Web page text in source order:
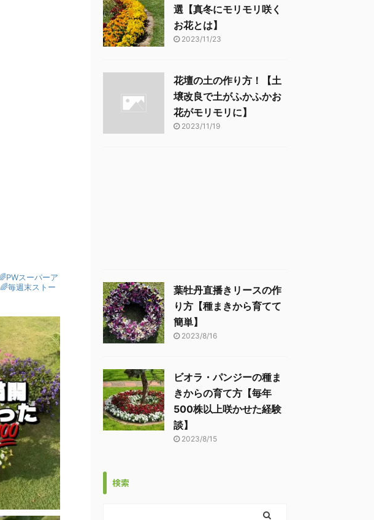
スーパーア
🌈毎週末ストー
選【真冬にモリモリ咲く
お花とは】
2023/11/23
花壇の土の作り方！【土
壌改良で土がふかふかお
花がモリモリに】
2023/11/19
葉牡丹直播きリースの作
り方【種まきから育てて
簡単】
2023/8/16
ビオラ・パンジーの種ま
きからの育て方【毎年
500株以上咲かせた経験
談】
2023/8/15
検索